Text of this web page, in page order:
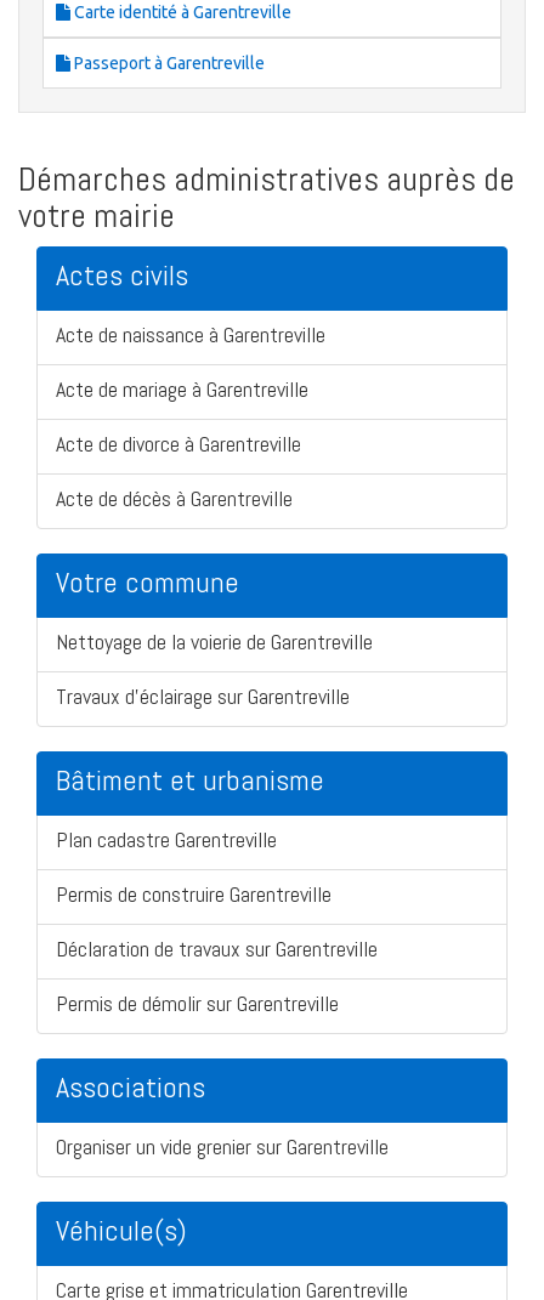
Carte identité à Garentreville
Passeport à Garentreville
Démarches administratives auprès de
votre mairie
Actes civils
Acte de naissance à Garentreville
Acte de mariage à Garentreville
Acte de divorce à Garentreville
Acte de décès à Garentreville
Votre commune
Nettoyage de la voierie de Garentreville
Travaux d'éclairage sur Garentreville
Bâtiment et urbanisme
Plan cadastre Garentreville
Permis de construire Garentreville
Déclaration de travaux sur Garentreville
Permis de démolir sur Garentreville
Associations
Organiser un vide grenier sur Garentreville
Véhicule(s)
Carte grise et immatriculation Garentreville